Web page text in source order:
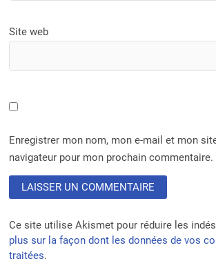
Site web
Enregistrer mon nom, mon e-mail et mon
navigateur pour mon prochain commentaire.
Ce site utilise Akismet pour réduire les
plus sur la façon dont les données de vos
traitées.